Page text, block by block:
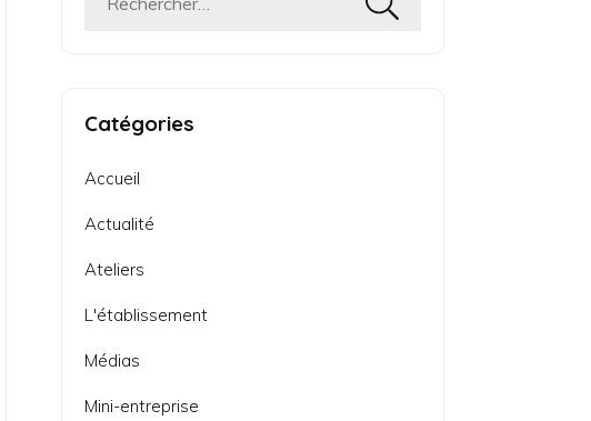
Rechercher :
Catégories
Accueil
Actualité
Ateliers
L'établissement
Médias
Mini-entreprise